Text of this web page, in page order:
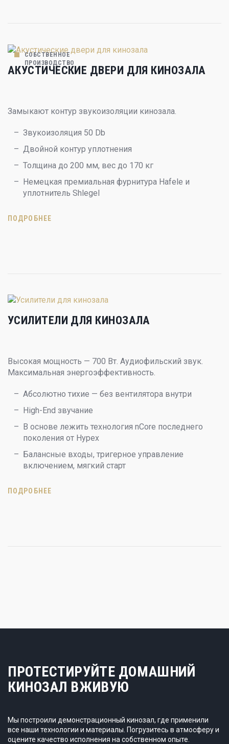
СОБСТВЕННОЕ
ПРОИЗВОДСТВО
АКУСТИЧЕСКИЕ ДВЕРИ ДЛЯ КИНОЗАЛА
Замыкают контур звукоизоляции кинозала.
Звукоизоляция 50 Db
Двойной контур уплотнения
Толщина до 200 мм, вес до 170 кг
Немецкая премиальная фурнитура Hafele и
уплотнитель Shlegel
ПОДРОБНЕЕ
УСИЛИТЕЛИ ДЛЯ КИНОЗАЛА
Высокая мощность — 700 Вт. Аудиофильский звук.
Максимальная энергоэффективность.
Абсолютно тихие — без вентилятора внутри
High-End звучание
В основе лежить технология nCore последнего
поколения от Hypex
Балансные входы, тригерное управление
включением, мягкий старт
ПОДРОБНЕЕ
ПРОТЕСТИРУЙТЕ ДОМАШНИЙ
КИНОЗАЛ ВЖИВУЮ
Мы построили демонстрационный кинозал, где применили
все наши технологии и материалы. Погрузитесь в атмосферу и
оцените качество исполнения на собственном опыте.